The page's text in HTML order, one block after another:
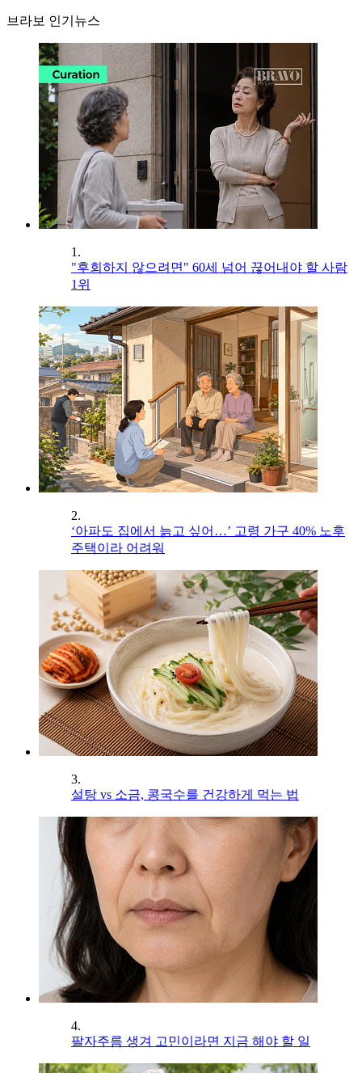
브라보 인기뉴스
1.
"후회하지 않으려면" 60세 넘어 끊어내야 할 사람
1위
2.
‘아파도 집에서 늙고 싶어…’ 고령 가구 40% 노후
주택이라 어려워
3.
설탕 vs 소금, 콩국수를 건강하게 먹는 법
4.
팔자주름 생겨 고민이라면 지금 해야 할 일